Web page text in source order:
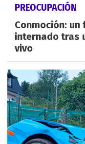
PREOCUPACIÓN
Conmoción:
internado tras
vivo